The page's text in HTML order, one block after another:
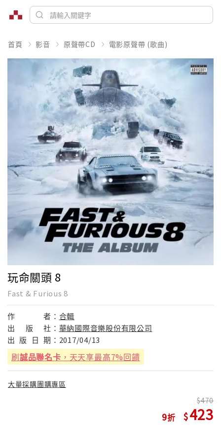
首頁 影音 原聲帶CD 電影原聲帶 (歌曲)
玩命關頭 8
Fast & Furious 8
作 者： 合輯
出
版 社： 華納國際音樂股份有限公司
出 版 日 期： 2017/04/13
刷誠品聯名卡 ，天天享最高7%回饋
大量採購團購專區
9
470
423